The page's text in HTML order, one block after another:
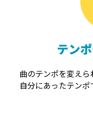
テン
曲のテンポを変えら
自分にあったテンポ